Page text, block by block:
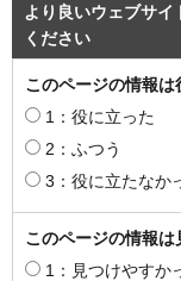
より良いウェブサ
ください
このページの情報は
1：役に立った
2：ふつう
3：役に立たなか
このページの情報は
1：見つけやすか